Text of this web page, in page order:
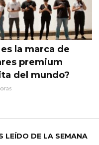
es la marca de
premium
del mundo?
LEÍDO DE LA SEMANA